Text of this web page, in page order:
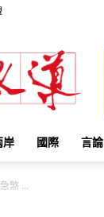
岸 國際 言論
煞 ...